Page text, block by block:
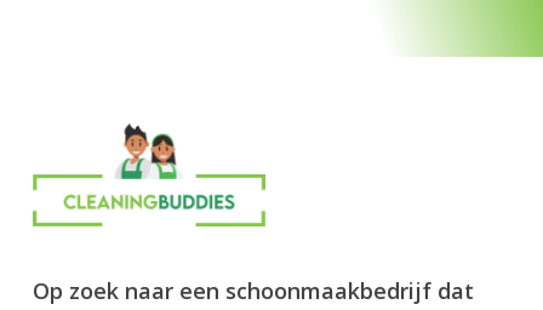
Op zoek naar een schoonmaakbedrijf dat